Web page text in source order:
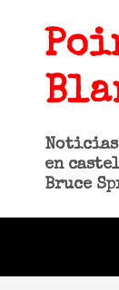
en
Bruce